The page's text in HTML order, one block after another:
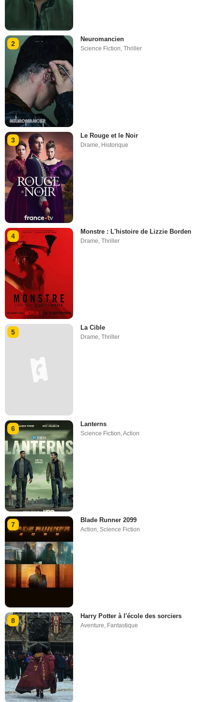
2
Neuromancien
Science Fiction,Thriller
3
Le Rouge et le Noir
Drame Historique
4
Monstre : L'histoire de Lizzie Borden
Drame,Thriller
5
La Cible
Drame,Thriller
6
Lanterns
Science Fiction ,Action
7
Blade Runner 2099
Action,Science Fiction
8
Harry Potter à l'école des sorciers
Aventure, Fantastique